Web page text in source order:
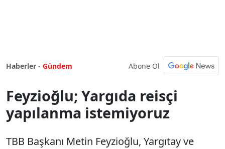
Haberler - Gündem Abone Ol
Feyzioğlu; Yargıda reisçi
yapılanma istemiyoruz
TBB Başkanı Metin Feyzioğlu, Yargıtay ve